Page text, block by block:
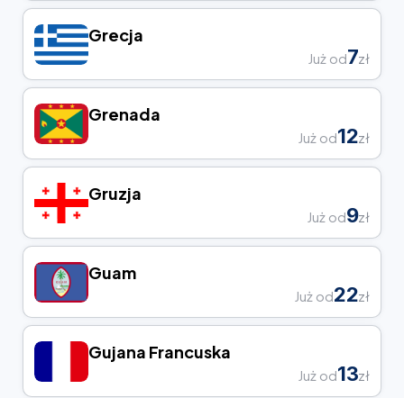
Grecja
Już od7zł
Grenada
Już od12zł
Gruzja
Już od9zł
Guam
Już od22zł
Gujana Francuska
Już od13zł